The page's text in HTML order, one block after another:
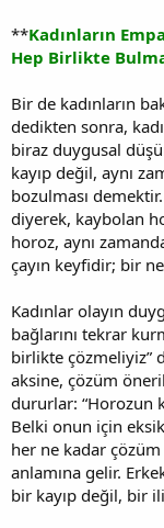
**Kadınların
Hep Birlikte
Bir de kadınların
dedikten sonra,
biraz duygusal
kayıp değil, aynı
bozulması
diyerek, kaybolan
horoz, aynı
çayın keyfidir; bir
Kadınlar olayın
bağlarını tekrar
birlikte çözmeliyiz”
aksine, çözüm
dururlar: “Horozun
Belki onun için
her ne kadar
anlamına gelir.
bir kayıp değil, bir